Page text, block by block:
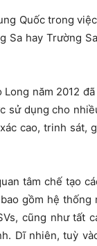
Quốc trong
Sa hay Trường
năm 2012
sử dụng cho
cao, trinh sát,
tâm chế tạo
gồm hệ thống
cũng như tất
Dĩ nhiên, tuỳ